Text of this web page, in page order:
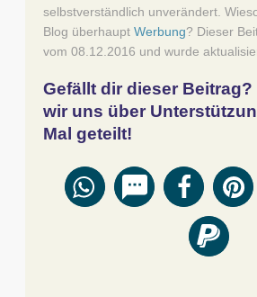
selbstverständlich unverändert.
Blog überhaupt Werbung? Dieser
vom 08.12.2016 und wurde
Gefällt dir dieser Beitrag?
wir uns über
Mal geteilt!